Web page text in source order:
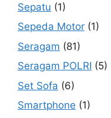
Sepatu (1)
Sepeda Motor (1)
Seragam (81)
Seragam POLRI (5)
Set Sofa (6)
Smartphone (1)